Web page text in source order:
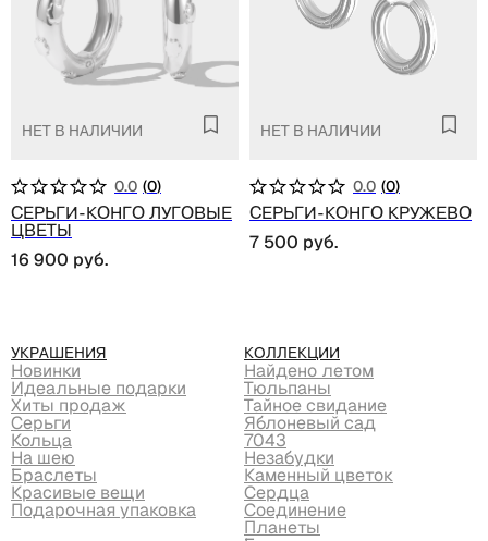
Нет в наличии
0.0 (0)
Серьги-конго луговые
цветы
16 900 руб.
Нет в наличии
0.0 (0)
Серьги-конго кружево
7 500 руб.
Украшения
Новинки
Идеальные подарки
Хиты продаж
Серьги
Кольца
На шею
Браслеты
Красивые вещи
Подарочная упаковка
Коллекции
Найдено летом
Тюльпаны
Тайное свидание
Яблоневый сад
7043
Незабудки
Каменный цветок
Сердца
Соединение
Планеты